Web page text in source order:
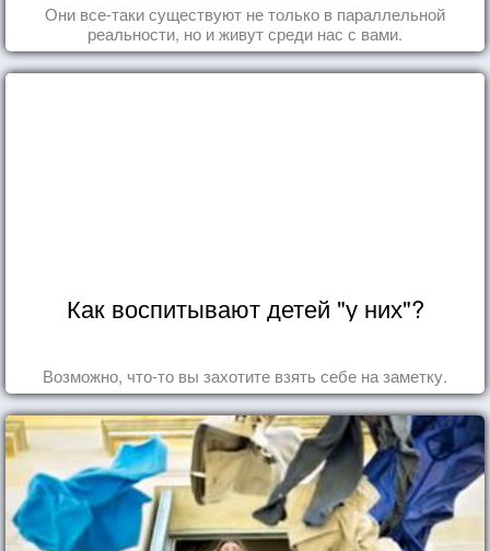
Они все-таки существуют не только в параллельной
реальности, но и живут среди нас с вами.
Как воспитывают детей "у них"?
Возможно, что-то вы захотите взять себе на заметку.